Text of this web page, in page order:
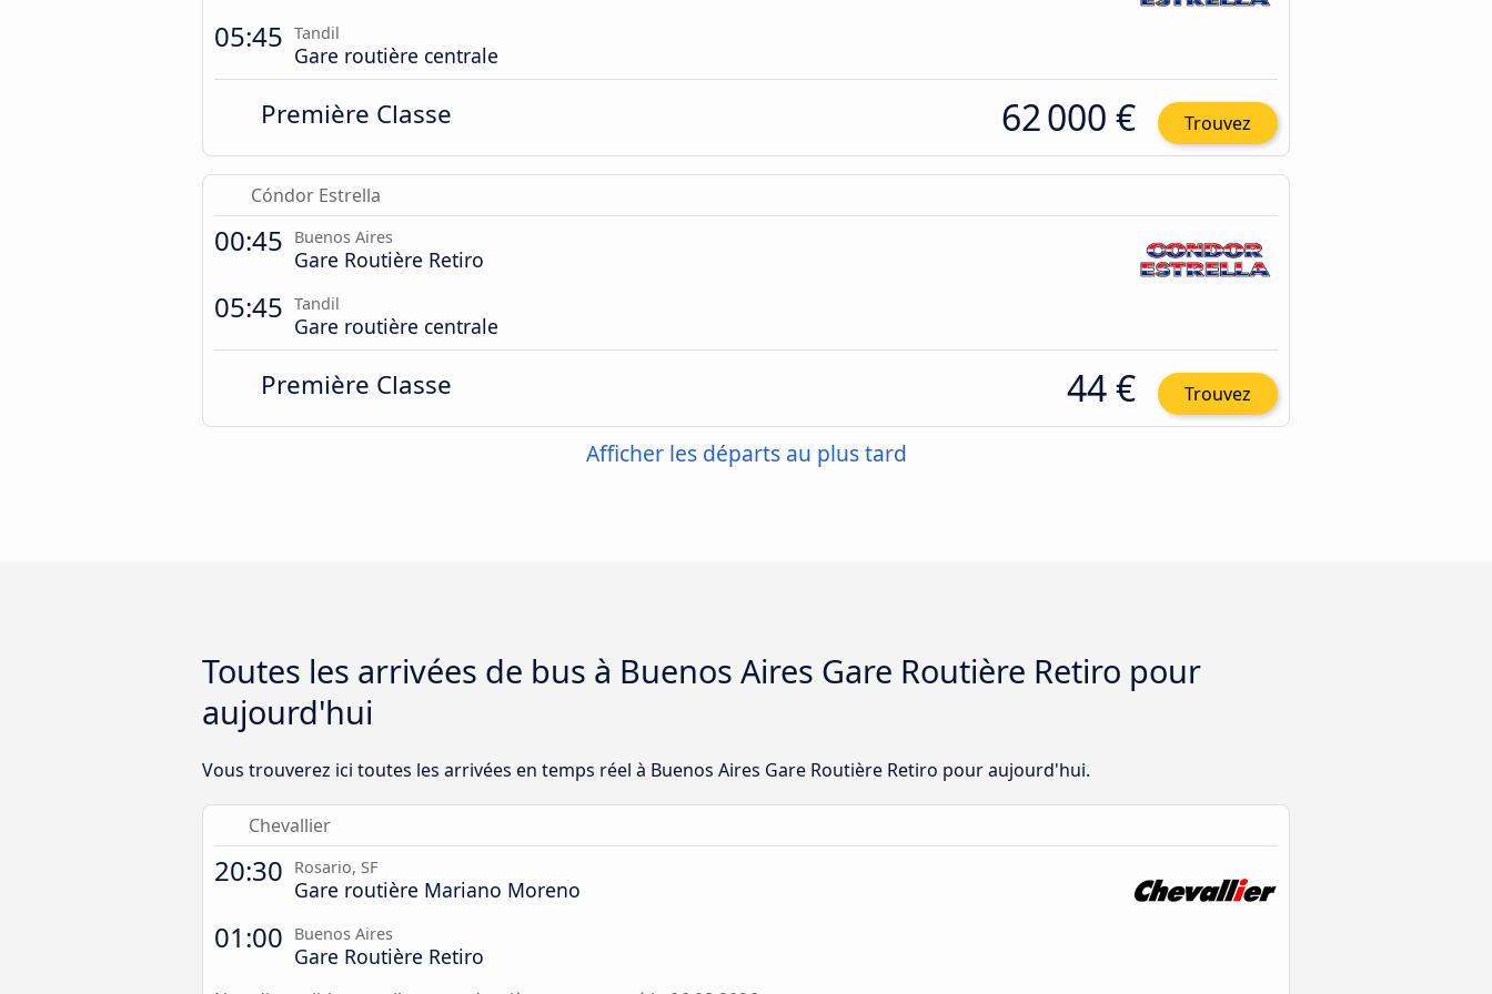
05:45 Tandil
Gare routière centrale
Première Classe 62 000 € Trouvez
Cóndor Estrella
00:45 Buenos Aires
Gare Routière Retiro
05:45 Tandil
Gare routière centrale
Première Classe 44 € Trouvez
Afficher les départs au plus tard
Toutes les arrivées de bus à Buenos Aires Gare Routière Retiro pour
aujourd'hui
Vous trouverez ici toutes les arrivées en temps réel à Buenos Aires Gare Routière Retiro pour aujourd'hui.
Chevallier
20:30 Rosario, SF
Gare routière Mariano Moreno
01:00 Buenos Aires
Gare Routière Retiro